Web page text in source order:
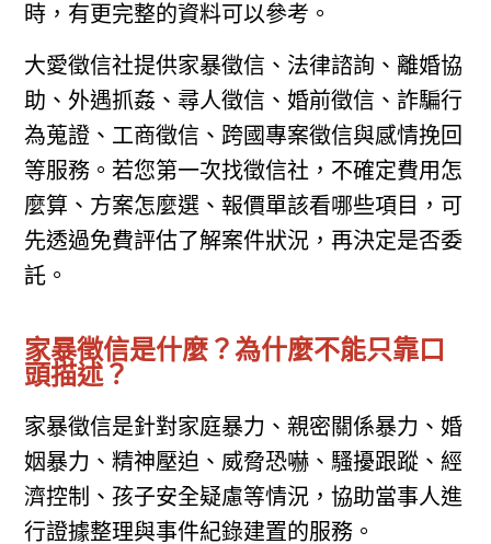
時，有更完整的資料可以參考。
大愛徵信社提供家暴徵信、法律諮詢、離婚協
助、外遇抓姦、尋人徵信、婚前徵信、詐騙行
為蒐證、工商徵信、跨國專案徵信與感情挽回
等服務。若您第一次找徵信社，不確定費用怎
麼算、方案怎麼選、報價單該看哪些項目，可
先透過免費評估了解案件狀況，再決定是否委
託。
家暴徵信是什麼？為什麼不能只靠口
頭描述？
家暴徵信是針對家庭暴力、親密關係暴力、婚
姻暴力、精神壓迫、威脅恐嚇、騷擾跟蹤、經
濟控制、孩子安全疑慮等情況，協助當事人進
行證據整理與事件紀錄建置的服務。